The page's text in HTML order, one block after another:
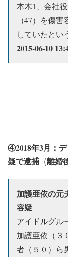
本木1、会社
（47）を傷
していたとい
2015-06-10
④2018年3月：
疑で逮捕（離婚
加護亜依の元
容疑
アイドルグル
加護亜依（３
者（５０）ら